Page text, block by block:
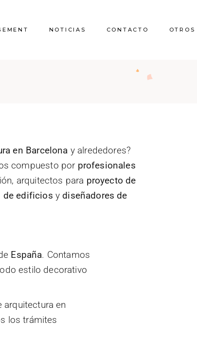
NOTICIAS CONTACTO
Quienes somos
en Barcelona y alrededores?
compuesto por profesionales
arquitectos para proyecto de
de edificios y diseñadores de
España. Contamos
estilo decorativo
en
los trámites